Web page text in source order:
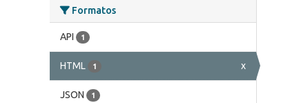
Formatos
API 1
HTML 1 x
JSON 1